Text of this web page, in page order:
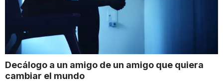
Decálogo a un amigo de un amigo que quiera
cambiar el mundo